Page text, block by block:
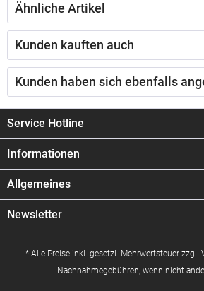
Ähnliche Artikel
Kunden kauften auch
Kunden haben sich ebenfalls
Service Hotline
Informationen
Allgemeines
Newsletter
* Alle Preise inkl. gesetzl. Mehrwertsteuer zzgl.
Nachnahmegebühren, wenn nicht